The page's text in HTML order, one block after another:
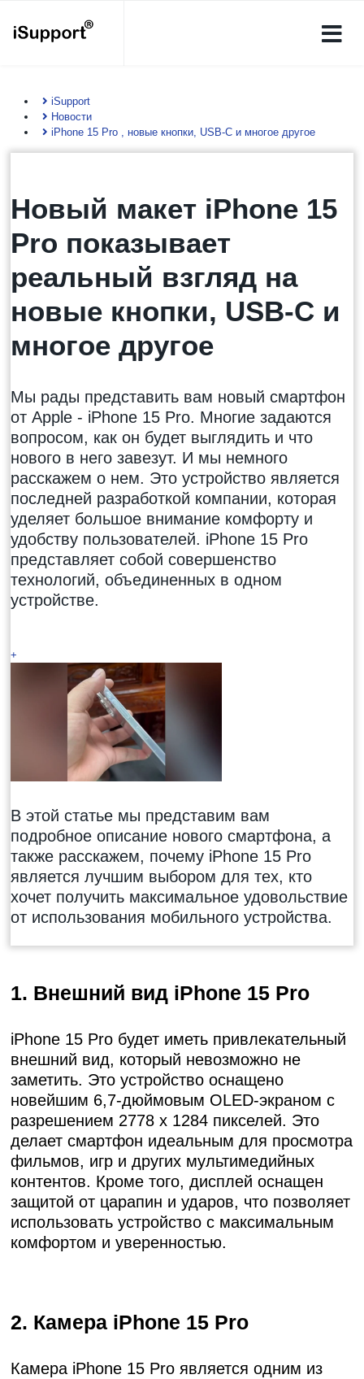
iSupport
Новости
iPhone 15 Pro , новые кнопки, USB-C и многое другое
Новый макет iPhone 15
Pro показывает
реальный взгляд на
новые кнопки, USB-C и
многое другое
Мы рады представить вам новый смартфон
от Apple - iPhone 15 Pro. Многие задаются
вопросом, как он будет выглядить и что
нового в него завезут. И мы немного
расскажем о нем. Это устройство является
последней разработкой компании, которая
уделяет большое внимание комфорту и
удобству пользователей. iPhone 15 Pro
представляет собой совершенство
технологий, объединенных в одном
устройстве.
+
В этой статье мы представим вам
подробное описание нового смартфона, а
также расскажем, почему iPhone 15 Pro
является лучшим выбором для тех, кто
хочет получить максимальное удовольствие
от использования мобильного устройства.
1. Внешний вид iPhone 15 Pro
iPhone 15 Pro будет иметь привлекательный
внешний вид, который невозможно не
заметить. Это устройство оснащено
новейшим 6,7-дюймовым OLED-экраном с
разрешением 2778 x 1284 пикселей. Это
делает смартфон идеальным для просмотра
фильмов, игр и других мультимедийных
контентов. Кроме того, дисплей оснащен
защитой от царапин и ударов, что позволяет
использовать устройство с максимальным
комфортом и уверенностью.
2. Камера iPhone 15 Pro
Камера iPhone 15 Pro является одним из